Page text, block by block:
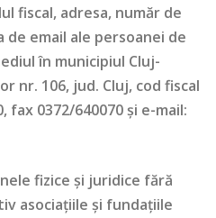
fiscal, adresa, număr de
email ale persoanei de
în municipiul Cluj-
nr. 106, jud. Cluj, cod fiscal
fax 0372/640070 şi e-mail:
fizice și juridice fără
asociațiile și fundațiile